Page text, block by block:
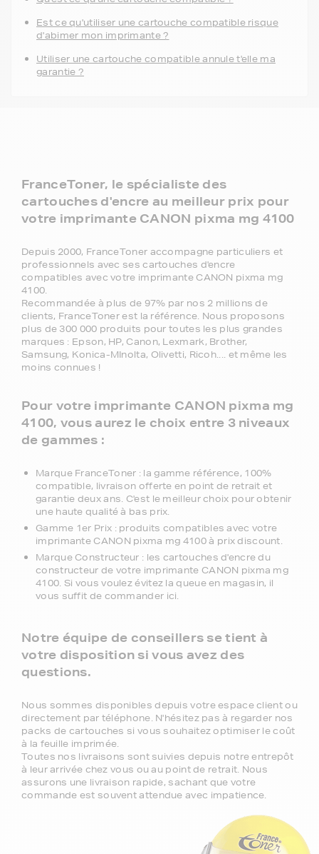
Est ce qu'utiliser une cartouche compatible risque
d'abimer mon imprimante ?
Utiliser une cartouche compatible annule t'elle ma
garantie ?
FranceToner, le spécialiste des
cartouches d'encre au meilleur prix pour
votre imprimante CANON pixma mg 4100
Depuis 2000, FranceToner accompagne particuliers et
professionnels avec ses cartouches d'encre
compatibles avec votre imprimante CANON pixma mg
4100.
Recommandée à plus de 97% par nos 2 millions de
clients, FranceToner est la référence. Nous proposons
plus de 300 000 produits pour toutes les plus grandes
marques : Epson, HP, Canon, Lexmark, Brother,
Samsung, Konica-MInolta, Olivetti, Ricoh.... et même les
moins connues !
Pour votre imprimante CANON pixma mg
4100, vous aurez le choix entre 3 niveaux
de gammes :
Marque FranceToner : la gamme référence, 100%
compatible, livraison offerte en point de retrait et
garantie deux ans. C'est le meilleur choix pour obtenir
une haute qualité à bas prix.
Gamme 1er Prix : produits compatibles avec votre
imprimante CANON pixma mg 4100 à prix discount.
Marque Constructeur : les cartouches d'encre du
constructeur de votre imprimante CANON pixma mg
4100. Si vous voulez évitez la queue en magasin, il
vous suffit de commander ici.
Notre équipe de conseillers se tient à
votre disposition si vous avez des
questions.
Nous sommes disponibles depuis votre espace client ou
directement par téléphone. N'hésitez pas à regarder nos
packs de cartouches si vous souhaitez optimiser le coût
à la feuille imprimée.
Toutes nos livraisons sont suivies depuis notre entrepôt
à leur arrivée chez vous ou au point de retrait. Nous
assurons une livraison rapide, sachant que votre
commande est souvent attendue avec impatience.